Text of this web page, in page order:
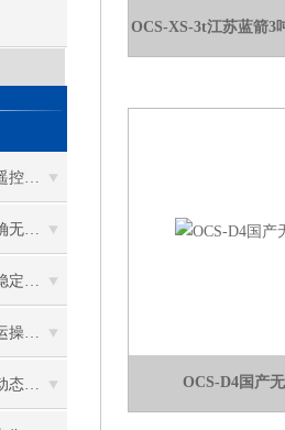
工业吊装计量新选择：无线遥控吊钩秤的实用性能与应用场景
确保无线遥控吊钩秤长期准确无误的关键措施
如何提高无线遥控吊钩秤的稳定性？
无线遥控吊钩秤为吊装和搬运操作带来了改进
无线遥控吊钩秤具有良好的动态称重性能
OCS-XS-3t江苏蓝箭3
OCS-D4国产